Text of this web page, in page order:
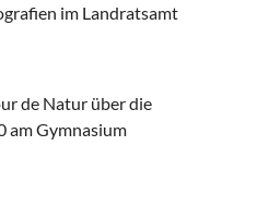
im Landratsamt
de Natur über die
am Gymnasium